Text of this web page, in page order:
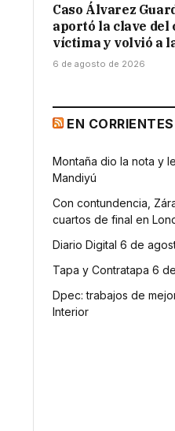
Caso Álvarez
aportó la clave del
víctima y volvió a
6 de agosto de 2026
EN CORRIENTES
Montaña dio la nota y
Mandiyú
Con contundencia,
cuartos de final en
Diario Digital 6 de
Tapa y Contratapa 6
Dpec: trabajos de
Interior